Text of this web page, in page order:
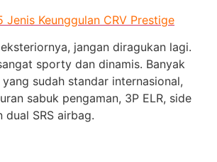
Jenis Keunggulan CRV Prestige
jangan diragukan lagi.
sporty dan dinamis. Banyak
sudah standar internasional,
sabuk pengaman, 3P ELR, side
SRS airbag.